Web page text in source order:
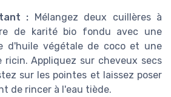
: Mélangez deux cuillères à
de karité bio fondu avec une
d'huile végétale de coco et une
ricin. Appliquez sur cheveux secs
sur les pointes et laissez poser
de rincer à l'eau tiède.